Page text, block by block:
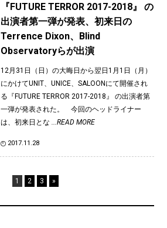
『FUTURE TERROR 2017-2018』 の
出演者第一弾が発表、初来日の
Terrence Dixon、Blind
Observatoryらが出演
12月31日（日）の大晦日から翌日1月1日（月）
にかけてUNIT、UNICE、SALOONにて開催され
る『FUTURE TERROR 2017-2018』 の出演者第
一弾が発表された。 今回のヘッドライナー
は、初来日とな ...READ MORE
2017.11.28
1 2 3 »